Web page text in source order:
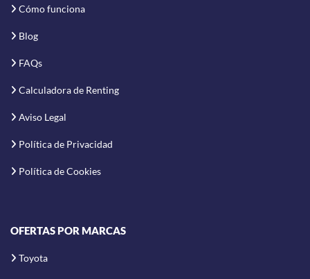
Cómo funciona
Blog
FAQs
Calculadora de Renting
Aviso Legal
Política de Privacidad
Política de Cookies
OFERTAS POR MARCAS
Toyota